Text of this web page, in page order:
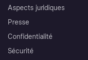
Aspects juridiques
Presse
Confidentialité
Sécurité